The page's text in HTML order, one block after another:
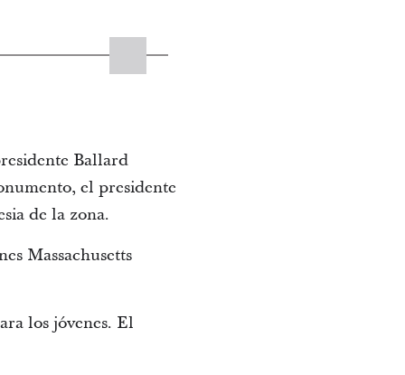
Ballard
el presidente
de la zona.
Massachusetts
los jóvenes. El